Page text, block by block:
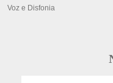
Voz e Disfonia